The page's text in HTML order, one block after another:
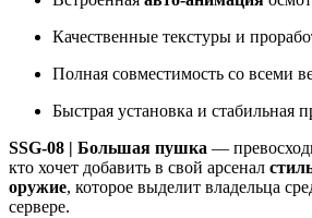
Качественные текстуры и
Полная совместимость со всеми
Быстрая установка и стабильная
SSG-08 | Большая пушка —
кто хочет добавить в свой арсенал
оружие, которое выделит владельца
сервере.